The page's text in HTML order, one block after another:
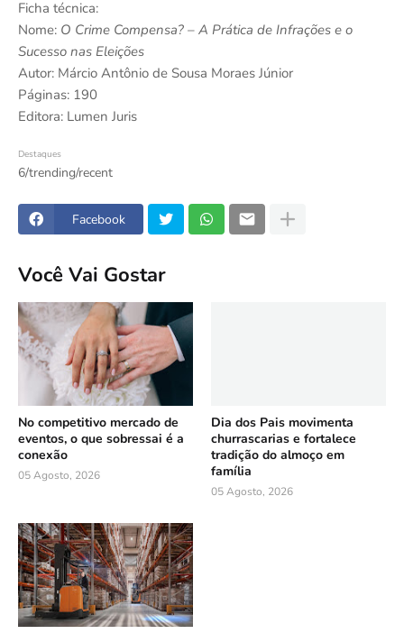
Ficha técnica:
Nome: O Crime Compensa? – A Prática de Infrações e o
Sucesso nas Eleições
Autor: Márcio Antônio de Sousa Moraes Júnior
Páginas: 190
Editora: Lumen Juris
Destaques
6/trending/recent
Facebook
Você Vai Gostar
No competitivo mercado de
eventos, o que sobressai é a
conexão
05 Agosto, 2026
Dia dos Pais movimenta
churrascarias e fortalece
tradição do almoço em
família
05 Agosto, 2026